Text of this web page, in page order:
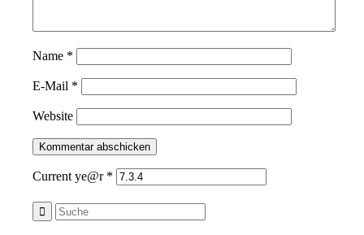
Name *
E-Mail *
Website
Current ye@r *